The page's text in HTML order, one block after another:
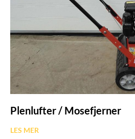
Plenlufter / Mosefjerner
LES MER